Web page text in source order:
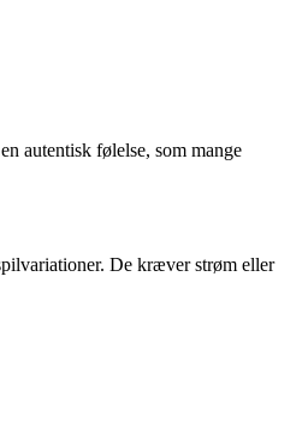
autentisk følelse, som mange
De kræver strøm eller